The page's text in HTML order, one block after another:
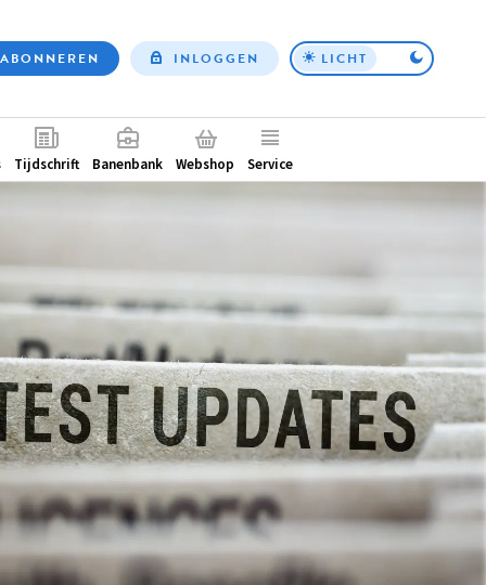
Top
ABONNEREN INLOGGEN LICHT
Tijdschrift Banenbank Webshop Service